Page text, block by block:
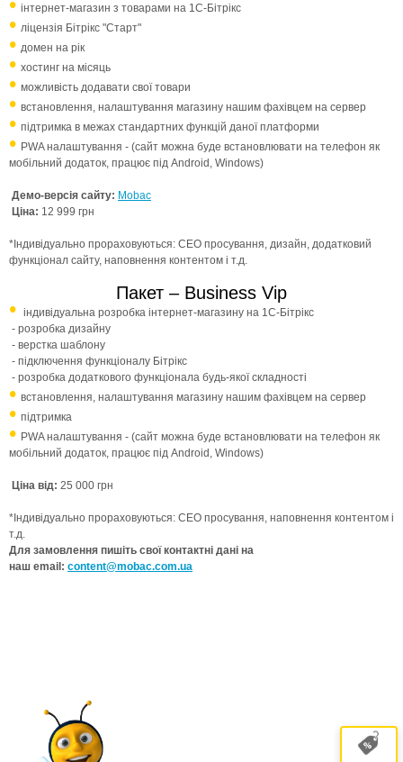
інтернет-магазин з товарами на 1С-Бітрікс
ліцензія Бітрікс "Старт"
домен на рік
хостинг на місяць
можливість додавати свої товари
встановлення, налаштування магазину нашим фахівцем на сервер
підтримка в межах стандартних функцій даної платформи
PWA налаштування - (сайт можна буде встановлювати на телефон як
мобільний додаток, працює під Android, Windows)
Демо-версія сайту: Mobac
Ціна: 12 999 грн
*Індивідуально прораховуються: СЕО просування, дизайн, додатковий
функціонал сайту, наповнення контентом і т.д.
Пакет – Business Vip
індивідуальна розробка інтернет-магазину на 1С-Бітрікс
- розробка дизайну
- верстка шаблону
- підключення функціоналу Бітрікс
- розробка додаткового функціонала будь-якої складності
встановлення, налаштування магазину нашим фахівцем на сервер
підтримка
PWA налаштування - (сайт можна буде встановлювати на телефон як
мобільний додаток, працює під Android, Windows)
Ціна від: 25 000 грн
*Індивідуально прораховуються: СЕО просування, наповнення контентом і
т.д.
Для замовлення пишіть свої контактні дані на
наш email: content@mobac.com.ua